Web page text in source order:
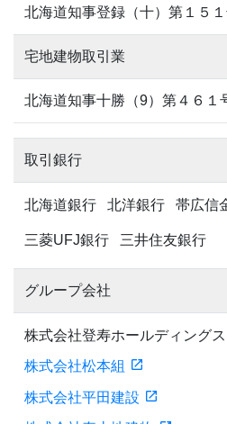
北海道知事登録（十）第１５
宅地建物取引業
北海道知事十勝（9）第４６１
取引銀行
北海道銀行 北洋銀行 帯広信
三菱UFJ銀行 三井住友銀行
グループ会社
株式会社登寿ホールディングス
株式会社松本組
株式会社平田建設